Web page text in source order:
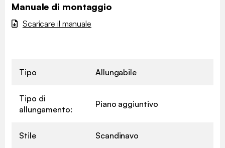
Manuale di montaggio
Scaricare il manuale
Tipo Allungabile
Tipo di
allungamento:
Piano aggiuntivo
Stile Scandinavo